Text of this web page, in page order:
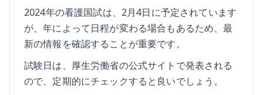
2024年の看護国試は、2月4日に予定されています
が、年によって日程が変わる場合もあるため、最
新の情報を確認することが重要です。
試験日は、厚生労働省の公式サイトで発表される
ので、定期的にチェックすると良いでしょう。